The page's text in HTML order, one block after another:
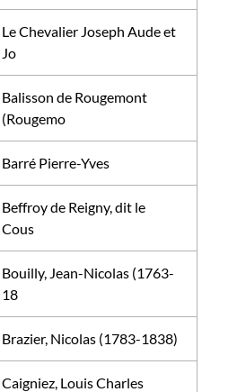
Le Chevalier Joseph Aude et
Jo
Balisson de Rougemont
(Rougemo
Barré Pierre-Yves
Beffroy de Reigny, dit le
Cous
Bouilly, Jean-Nicolas (1763-
18
Brazier, Nicolas (1783-1838)
Caigniez, Louis Charles